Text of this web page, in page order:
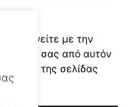
συμφωνείτε με την
σας από αυτόν
χρήσης της σελίδας